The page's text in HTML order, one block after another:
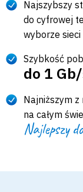
Najszybszy
do cyfrowej
wyborze sieci
Szybkość
do 1
Najniższym
na całym
Najlepszy